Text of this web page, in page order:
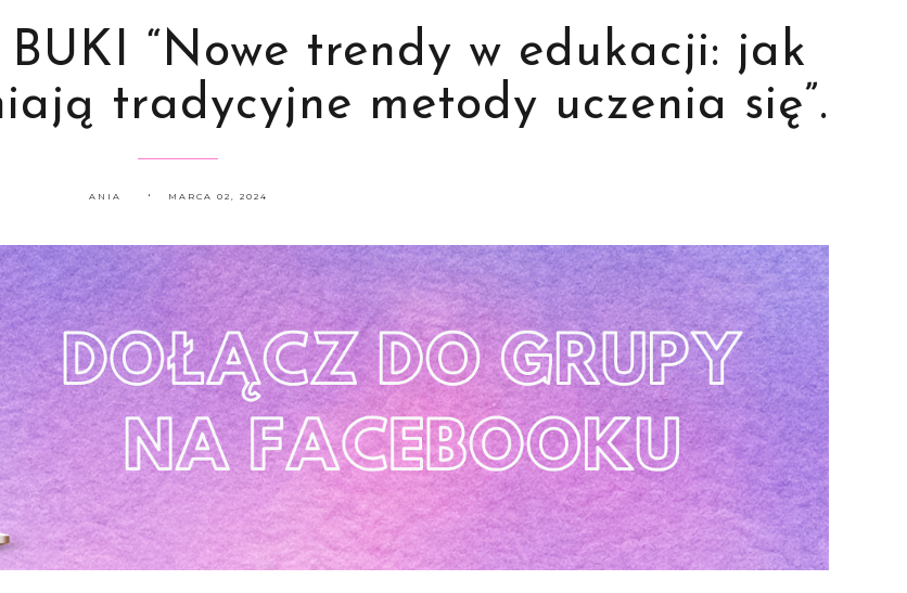
“Nowe trendy w edukacji: jak
tradycyjne metody uczenia się”.
ANIA MARCA 02, 2024